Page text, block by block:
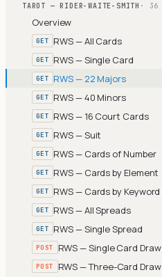
TAROT — RIDER-WAITE-SMITH · 36
Overview
GET RWS — All Cards
GET RWS — Single Card
GET RWS — 22 Majors
GET RWS — 40 Minors
GET RWS — 16 Court Cards
GET RWS — Suit
GET RWS — Cards of Number
GET RWS — Cards by Element
GET RWS — Cards by Keyword
GET RWS — All Spreads
GET RWS — Single Spread
POST RWS — Single Card Draw
POST RWS — Three-Card Draw